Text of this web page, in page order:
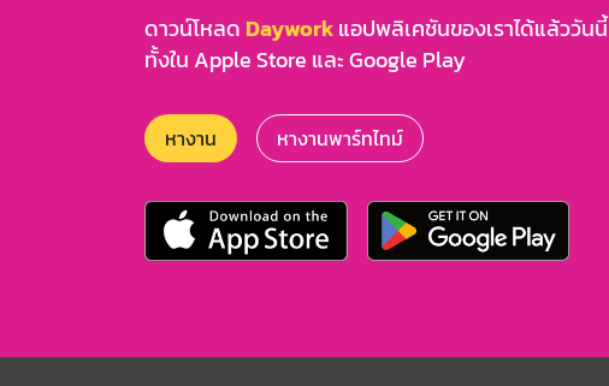
ดาวน์โหลด Dayworkแอปพลิเคชันของเราได้แล้ววันนี้
ทั้งใน Apple Store และ Google Play
หางาน หางานพาร์ทไทม์